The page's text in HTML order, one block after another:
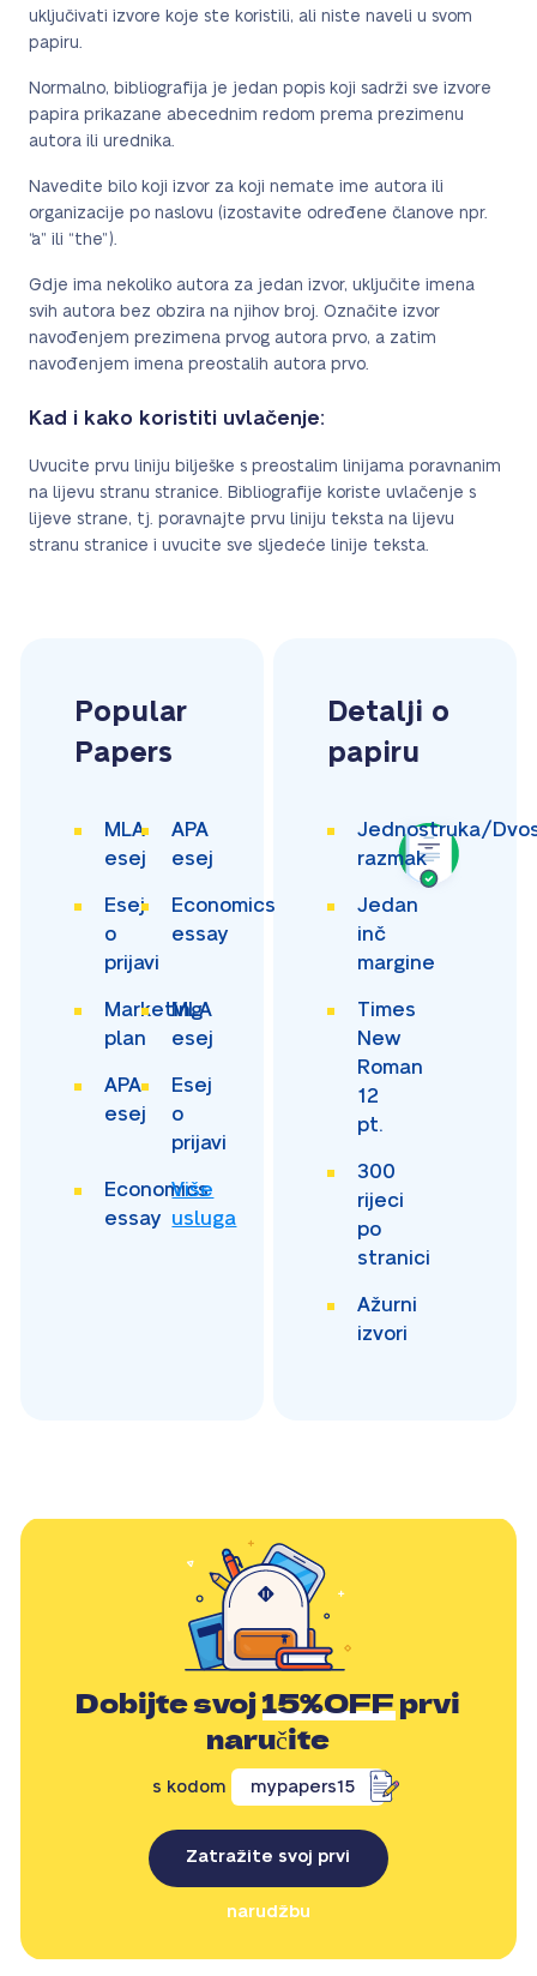
uključivati izvore koje ste koristili, ali niste naveli u svom
papiru.
Normalno, bibliografija je jedan popis koji sadrži sve izvore
papira prikazane abecednim redom prema prezimenu
autora ili urednika.
Navedite bilo koji izvor za koji nemate ime autora ili
organizacije po naslovu (izostavite određene članove npr.
“a” ili “the”).
Gdje ima nekoliko autora za jedan izvor, uključite imena
svih autora bez obzira na njihov broj. Označite izvor
navođenjem prezimena prvog autora prvo, a zatim
navođenjem imena preostalih autora prvo.
Kad i kako koristiti uvlačenje:
Uvucite prvu liniju bilješke s preostalim linijama poravnanim
na lijevu stranu stranice. Bibliografije koriste uvlačenje s
lijeve strane, tj. poravnajte prvu liniju teksta na lijevu
stranu stranice i uvucite sve sljedeće linije teksta.
Popular
Papers
MLA
esej
APA
esej
Esej
o
prijavi
Economics
essay
Marketing
plan
MLA
esej
APA
esej
Esej
o
prijavi
Economics
essay
Više
usluga
Detalji o
papiru
Jednostruka/
razmak
Jedan
inč
margine
Times
New
Roman
12
pt.
300
rijeci
po
stranici
Ažurni
izvori
Dobijte svoj15%OFFprvi
naručite
s kodom mypapers15
Zatražite svoj prvi
narudžbu